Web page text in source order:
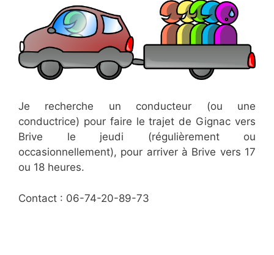
Je recherche un conducteur (ou une
conductrice) pour faire le trajet de Gignac vers
Brive le jeudi (régulièrement ou
occasionnellement), pour arriver à Brive vers 17
ou 18 heures.
Contact : 06-74-20-89-73